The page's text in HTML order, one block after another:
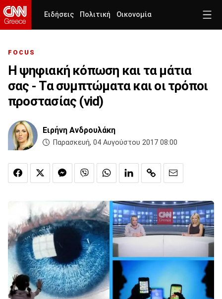
Ειδήσεις Πολιτική Οικονομία
FOCUS
Η ψηφιακή κόπωση και τα μάτια
σας - Τα συμπτώματα και οι τρόποι
προστασίας (vid)
Ειρήνη Ανδρουλάκη
Παρασκευή, 04 Αυγούστου 2017 08:00